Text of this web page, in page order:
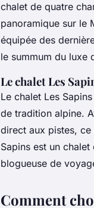
chalet de quatre
panoramique sur le
équipée des
le summum du luxe
Le chalet Les
Le chalet Les
de tradition alpine.
direct aux pistes,
Sapins est un
blogueuse de
Comment